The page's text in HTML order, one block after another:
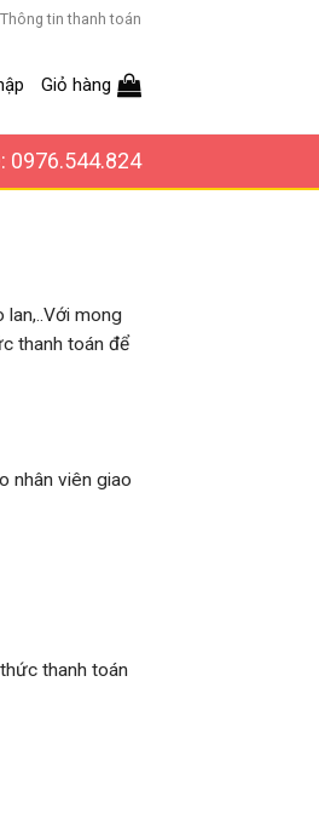
Thông tin thanh toán
Giỏ hàng
0976.544.824
mong
thanh toán để
nhân viên giao
thanh toán